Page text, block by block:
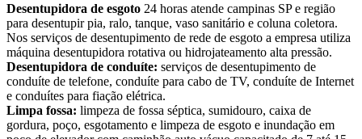
Desentupidora de esgoto 24 horas atende campinas SP e região
para desentupir pia, ralo, tanque, vaso sanitário e coluna coletora.
Nos serviços de desentupimento de rede de esgoto a empresa utiliza
máquina desentupidora rotativa ou hidrojateamento alta pressão.
Desentupidora de conduíte: serviços de desentupimento de
conduíte de telefone, conduíte para cabo de TV, conduíte de Internet
e conduítes para fiação elétrica.
Limpa fossa: limpeza de fossa séptica, sumidouro, caixa de
gordura, poço, esgotamento e limpeza de esgoto e inundação em